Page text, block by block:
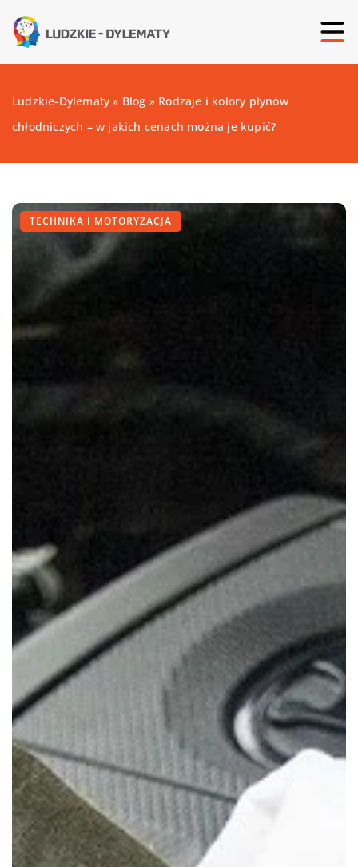
Ludzkie-Dylematy » Blog » Rodzaje i kolory płynów
chłodniczych – w jakich cenach można je kupić?
TECHNIKA I MOTORYZACJA